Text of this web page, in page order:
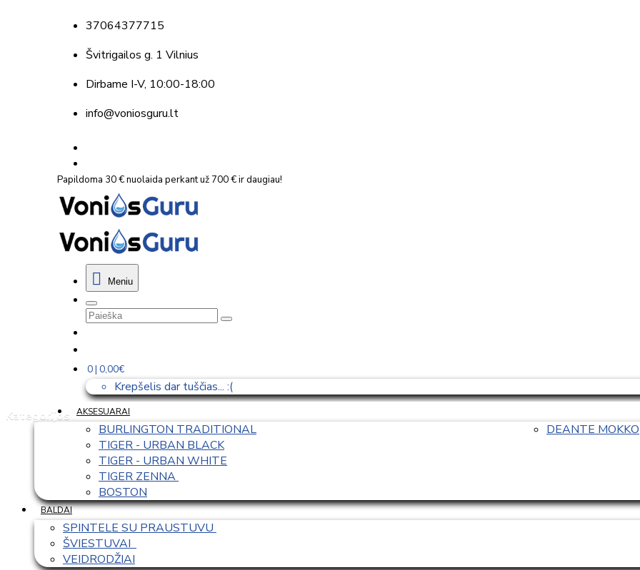
37064377715
Švitrigailos g. 1 Vilnius
Dirbame I-V, 10:00-18:00
info@voniosguru.lt
Papildoma 30 € nuolaida perkant už 700 € ir daugiau!
Meniu
0 | 0,00€
Krepšelis dar tuščias... :(
Kategorijos
AKSESUARAI
BURLINGTON TRADITIONAL
TIGER - URBAN BLACK
TIGER - URBAN WHITE
TIGER ZENNA
BOSTON
DEANTE MOKKO
BALDAI
SPINTELE SU PRAUSTUVU
ŠVIESTUVAI
VEIDRODŽIAI